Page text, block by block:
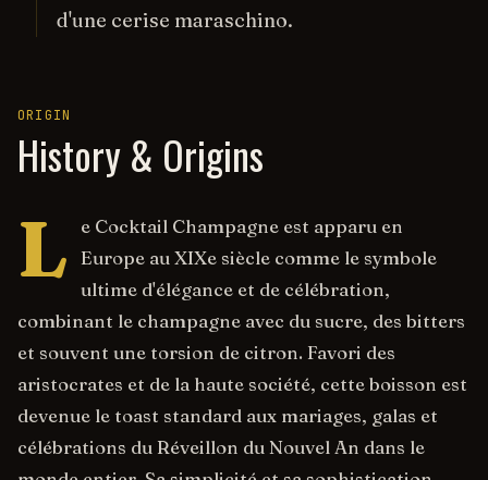
d'une cerise maraschino.
ORIGIN
History & Origins
L
e Cocktail Champagne est apparu en
Europe au XIXe siècle comme le symbole
ultime d'élégance et de célébration,
combinant le champagne avec du sucre, des bitters
et souvent une torsion de citron. Favori des
aristocrates et de la haute société, cette boisson est
devenue le toast standard aux mariages, galas et
célébrations du Réveillon du Nouvel An dans le